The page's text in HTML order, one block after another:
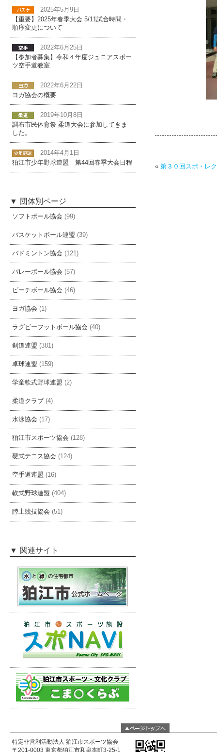
« 第３０回スポ・レ
2025年5月9日
【重要】2025年春季大会 5/11試合時間・
順序変更について
2022年6月25日
【参加者募集】令和４年度ジュニアスポー
ツ空手道教室
2022年6月22日
ヨガ協会の概要
2019年10月8日
調布市民体育祭 柔道大会に参加してきま
した。
2014年4月1日
狛江市少年野球連盟 第44回春季大会日程
団体別ページ
ソフトボール協会 (99)
バスケットボール連盟 (39)
バドミントン協会 (121)
バレーボール協会 (57)
ビーチボール協会 (46)
ヨガ協会 (1)
ラグビーフットボール協会 (40)
剣道連盟 (381)
卓球連盟 (159)
学童軟式野球連盟 (2)
柔道クラブ (4)
水泳協会 (17)
狛江市スポーツ協会 (128)
硬式テニス協会 (124)
空手道連盟 (16)
軟式野球連盟 (404)
陸上競技協会 (51)
関連サイト
特定非営利活動法人 狛江市スポーツ協会
〒201-0003 東京都狛江市和泉本町3-25-1